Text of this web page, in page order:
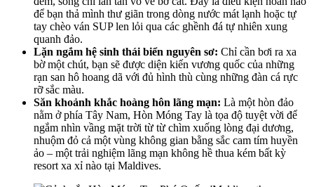
để bạn thả mình thư giãn trong dòng nước mát lạnh hoặc tự
tay chèo ván SUP len lỏi qua các ghềnh đá tự nhiên xung
quanh đảo.
Lặn ngắm hệ sinh thái biển nguyên sơ: Chỉ cần bơi ra xa
bờ một chút, bạn sẽ được diện kiến vương quốc của những
rạn san hô hoang dã với đủ hình thù cùng những đàn cá rực
rỡ sắc màu.
Săn khoảnh khắc hoàng hôn lãng mạn: Là một hòn đảo
nằm ở phía Tây Nam, Hòn Móng Tay là tọa độ tuyệt vời để
ngắm nhìn vầng mặt trời từ từ chìm xuống lòng đại dương,
nhuộm đỏ cả một vùng không gian bằng sắc cam tím huyền
ảo – một trải nghiệm lãng mạn không hề thua kém bất kỳ
resort xa xỉ nào tại Maldives.